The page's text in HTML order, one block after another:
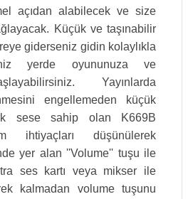
açıdan alabilecek ve size
Küçük ve taşınabilir
giderseniz gidin kolaylıkla
yerde oyununuza ve
Yayınlarda
engellemeden küçük
sese sahip olan K669B
ihtiyaçları düşünülerek
yer alan ''Volume'' tuşu ile
ses kartı veya mikser ile
kalmadan volume tuşunu